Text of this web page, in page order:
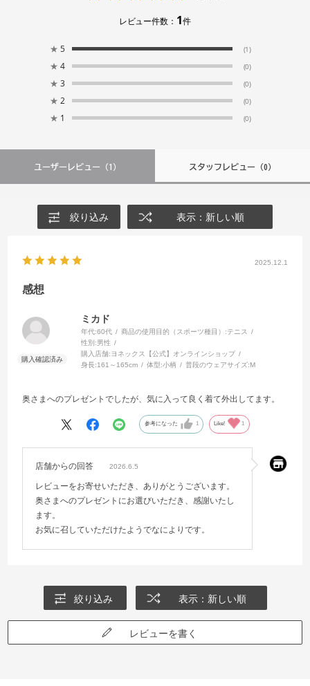
レビュー件数： 1件
★ 5 (1)
★ 4 (0)
★ 3 (0)
★ 2 (0)
★ 1 (0)
ユーザーレビュー （1） スタッフレビュー（0）
絞り込み 表示：新しい順
2025.12.1
感想
ミカド
年代:60代 商品の使用目的（スポーツ種目）:テニス
性別:男性
購入店舗: ヨネックス【公式】オンラインショップ
身長:161～165cm 体型:小柄 普段のウェアサイズ:M
奥さまへのプレゼントでしたが、気に入って良く着て外出してます。
参考になった 1 Like! 1
店舗からの回答 2026.6.5
レビューをお寄せいただき、ありがとうございます。
奥さまへのプレゼントにお選びいただき、感謝いたし
ます。
お気に召していただけたようでなによりです。
絞り込み 表示：新しい順
レビューを書く